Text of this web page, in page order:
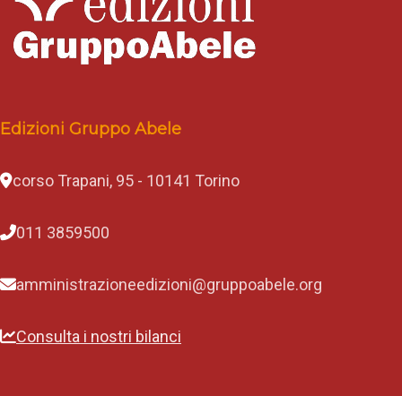
Edizioni Gruppo Abele
corso Trapani, 95 - 10141 Torino
011 3859500
amministrazioneedizioni@gruppoabele.org
Consulta i nostri bilanci